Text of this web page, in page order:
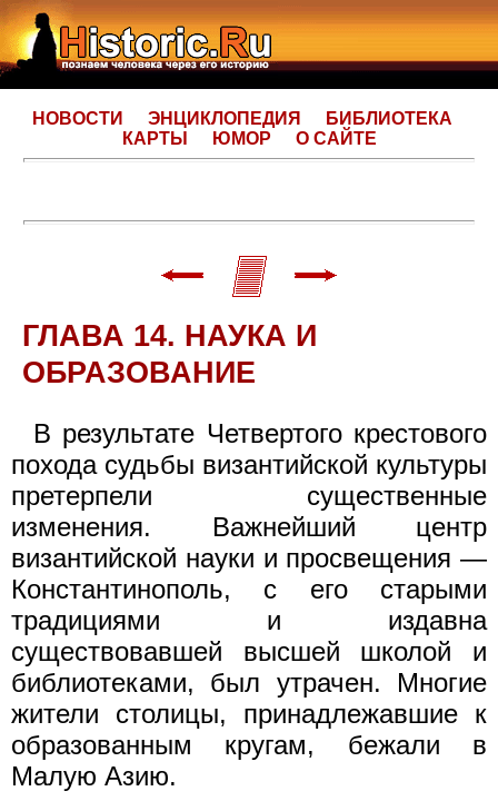
НОВОСТИ ЭНЦИКЛОПЕДИЯ
БИБЛИОТЕКА
КАРТЫ
ЮМОР О САЙТЕ
ГЛАВА 14. НАУКА И
ОБРАЗОВАНИЕ
В результате Четвертого крестового
похода судьбы византийской культуры
претерпели существенные
изменения. Важнейший центр
византийской науки и просвещения —
Константинополь, с его старыми
традициями и издавна
существовавшей высшей школой и
библиотеками, был утрачен. Многие
жители столицы, принадлежавшие к
образованным кругам, бежали в
Малую Азию.